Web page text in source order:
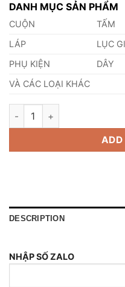
DANH MỤC SẢN PHẨM
CUỘN TẤM
LÁP
LỤC
PHỤ KIỆN
DÂY
VÀ CÁC LOẠI KHÁC
Láp Inox 630 Phi 150mm
ADD
DESCRIPTION
NHẬP SỐ ZALO